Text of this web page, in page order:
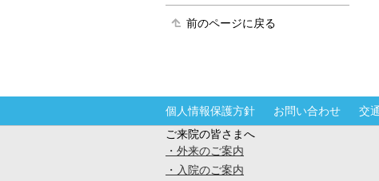
前のページに戻る
個人情報保護方針 お問い合わせ 交
ご来院の皆さまへ
・外来のご案内
・入院のご案内